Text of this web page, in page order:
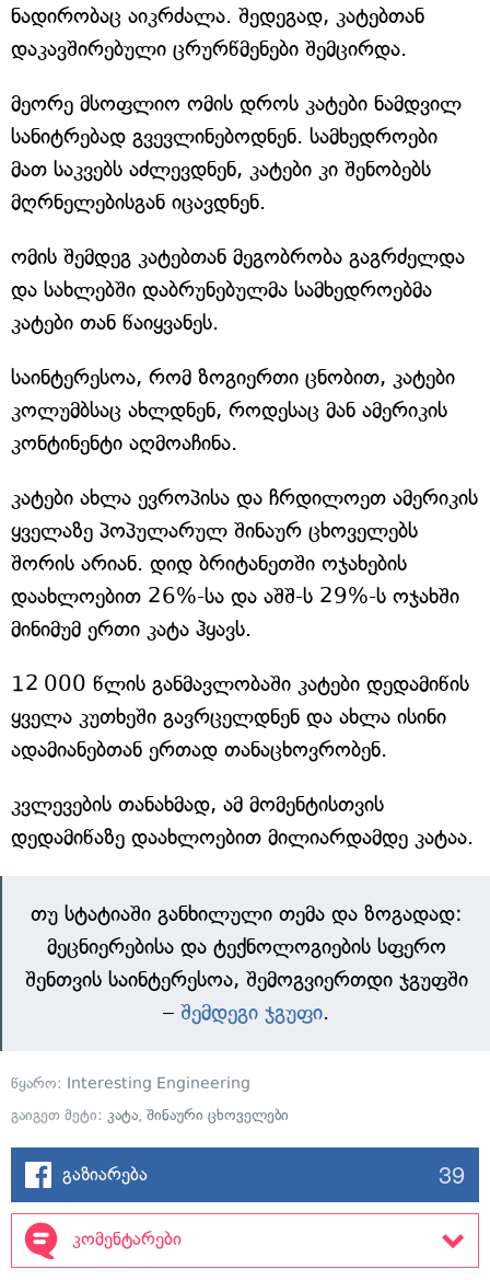
ნადირობაც აიკრძალა. შედეგად, კატებთან
დაკავშირებული ცრურწმენები შემცირდა.
მეორე მსოფლიო ომის დროს კატები ნამდვილ
სანიტრებად გვევლინებოდნენ. სამხედროები
მათ საკვებს აძლევდნენ, კატები კი შენობებს
მღრნელებისგან იცავდნენ.
ომის შემდეგ კატებთან მეგობრობა გაგრძელდა
და სახლებში დაბრუნებულმა სამხედროებმა
კატები თან წაიყვანეს.
საინტერესოა, რომ ზოგიერთი ცნობით, კატები
კოლუმბსაც ახლდნენ, როდესაც მან ამერიკის
კონტინენტი აღმოაჩინა.
კატები ახლა ევროპისა და ჩრდილოეთ ამერიკის
ყველაზე პოპულარულ შინაურ ცხოველებს
შორის არიან. დიდ ბრიტანეთში ოჯახების
დაახლოებით 26%-სა და აშშ-ს 29%-ს ოჯახში
მინიმუმ ერთი კატა ჰყავს.
12 000 წლის განმავლობაში კატები დედამიწის
ყველა კუთხეში გავრცელდნენ და ახლა ისინი
ადამიანებთან ერთად თანაცხოვრობენ.
კვლევების თანახმად, ამ მომენტისთვის
დედამიწაზე დაახლოებით მილიარდამდე კატაა.
თუ სტატიაში განხილული თემა და ზოგადად:
მეცნიერებისა და ტექნოლოგიების სფერო
შენთვის საინტერესოა, შემოგვიერთდი ჯგუფში
– შემდეგი ჯგუფი.
წყარო: Interesting Engineering
გაიგეთ მეტი: კატა, შინაური ცხოველები
გაზიარება 39
კომენტარები